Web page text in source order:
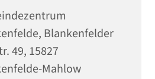
Blankenfelder
49, 15827
Mahlow